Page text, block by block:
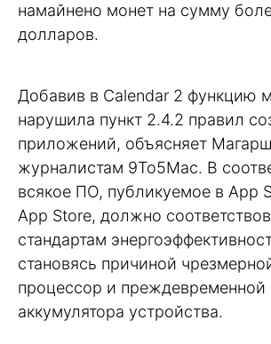
намайнено монет на сумму
долларов.
Добавив в Calendar 2 функцию
нарушила пункт 2.4.2 правил
приложений, объясняет
журналистам 9To5Mac. В
всякое ПО, публикуемое в App
App Store, должно
стандартам
становясь причиной
процессор и преждевременной
аккумулятора устройства.